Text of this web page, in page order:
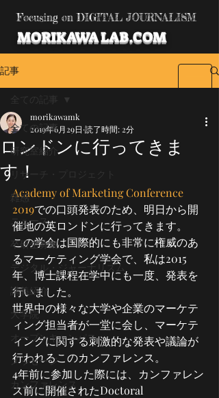
Focusing on DIGITAL JOURNALISM
MORIKAWA LAB.COM
記事
全ての記事
研究室紹介
リサーチ・プロジェクト
雑感
ニュース
卒研生募集
デジタル・ジャーナリズム
講義紹介
大学院
オープンキャンパス
メッセージ
カンファレンス
全ての記事
ロンドンに行ってきま
す！
morikawamk
2019年6月29日 読了時間: 2分
Academy of Marketing Conference
2019での口頭発表のため、明日から開
催地の英ロンドンに行ってきます。
この学会は国際的にも非常に権威のあ
るマーケティング学会で、私は2015
年、博士課程在学中にも一度、発表を
行いました。
世界中の様々な大学や企業のマーケテ
ィング担当者が一堂に会し、マーケテ
ィングに関する刺激的な発表や議論が
行われるこのカンファレンス。
4年前に参加した際には、カンファレン
ス前に開催されたDoctoral